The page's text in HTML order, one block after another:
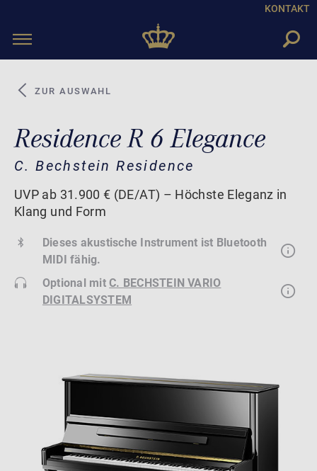
KONTAKT
Toggle
ZUR AUSWAHL
Residence R 6 Elegance
C. Bechstein Residence
UVP ab 31.900 € (DE/AT) – Höchste Eleganz in
Klang und Form
Dieses akustische Instrument ist Bluetooth
MIDI fähig.
Optional mitC. BECHSTEIN VARIO
DIGITALSYSTEM